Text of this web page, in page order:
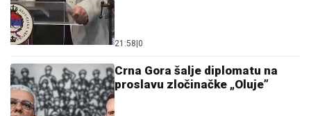
21:58 0
Crna Gora šalje diplomatu na
proslavu zločinačke „Oluje”